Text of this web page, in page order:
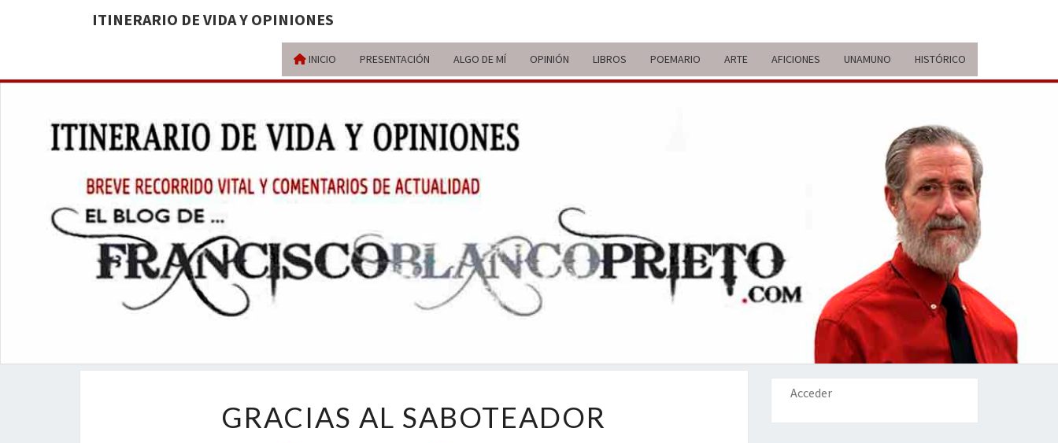
ITINERARIO DE VIDA Y OPINIONES
INICIO PRESENTACIÓN ALGO DE MÍ OPINIÓN LIBROS POEMARIO ARTE AFICIONES UNAMUNO HISTÓRICO
ITINERARIO
DE VIDA Y
OPINIONES
BREVE
RECORRIDO
VITAL Y
COMENTARIOS
ACTUALIDAD
AL
GRACIAS AL SABOTEADOR
Acceder